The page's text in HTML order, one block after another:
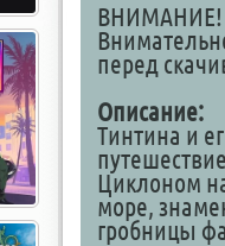
ВНИМАНИЕ!
перед
Описание:
Тинтина и
Циклоном
море,
гробницы